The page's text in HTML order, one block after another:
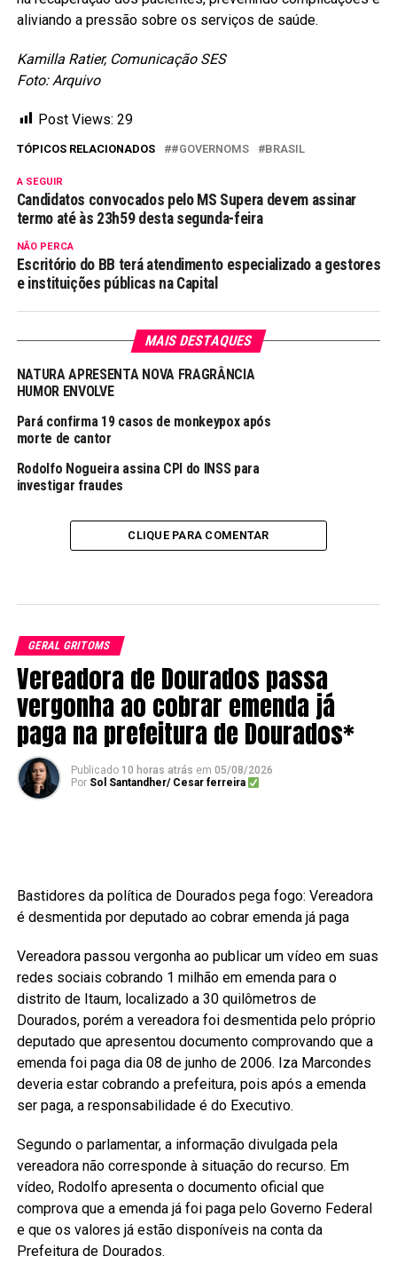
aliviando a pressão sobre os serviços de saúde.
Kamilla Ratier, Comunicação SES
Foto: Arquivo
Post Views: 29
TÓPICOS RELACIONADOS #GOVERNOMS BRASIL
A SEGUIR
Candidatos convocados pelo MS Supera devem assinar
termo até às 23h59 desta segunda-feira
NÃO PERCA
Escritório do BB terá atendimento especializado a gestores
e instituições públicas na Capital
MAIS DESTAQUES
NATURA APRESENTA NOVA FRAGRÂNCIA
HUMOR ENVOLVE
Pará confirma 19 casos de monkeypox após
morte de cantor
Rodolfo Nogueira assina CPI do INSS para
investigar fraudes
CLIQUE PARA COMENTAR
GERAL GRITOMS
Vereadora de Dourados passa
vergonha ao cobrar emenda já
paga na prefeitura de Dourados*
Publicado 10 horas atrás em 05/08/2026
Por Sol Santandher/ Cesar ferreira
Bastidores da política de Dourados pega fogo: Vereadora
é desmentida por deputado ao cobrar emenda já paga
Vereadora passou vergonha ao publicar um vídeo em suas
redes sociais cobrando 1 milhão em emenda para o
distrito de Itaum, localizado a 30 quilômetros de
Dourados, porém a vereadora foi desmentida pelo próprio
deputado que apresentou documento comprovando que a
emenda foi paga dia 08 de junho de 2006. Iza Marcondes
deveria estar cobrando a prefeitura, pois após a emenda
ser paga, a responsabilidade é do Executivo.
Segundo o parlamentar, a informação divulgada pela
vereadora não corresponde à situação do recurso. Em
vídeo, Rodolfo apresenta o documento oficial que
comprova que a emenda já foi paga pelo Governo Federal
e que os valores já estão disponíveis na conta da
Prefeitura de Dourados.